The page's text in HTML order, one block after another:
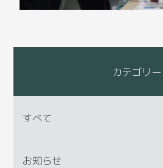
カテゴリー
すべて
お知らせ